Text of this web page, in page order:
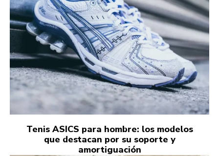
Tenis ASICS para hombre: los modelos
que destacan por su soporte y
amortiguación